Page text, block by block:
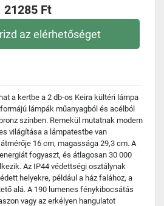
21285 Ft
az elérhetőséget
a kertbe a 2 db-os Keira kültéri lámpa
lámpák műanyagból és acélból
színben. Remekül mutatnak modern
világítása a lámpatestbe van
16 cm, magassága 29,3 cm. A
fogyaszt, és átlagosan 30 000
Az IP44 védettségi osztálynak
helyekre, például a ház falához, a
alá. A 190 lumenes fénykibocsátás
vagy az erkélyen hangulatot